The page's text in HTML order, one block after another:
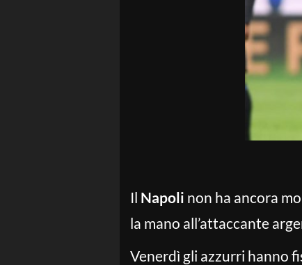
Il Napoli non ha ancora
la mano all’attaccante
Venerdì gli azzurri hanno